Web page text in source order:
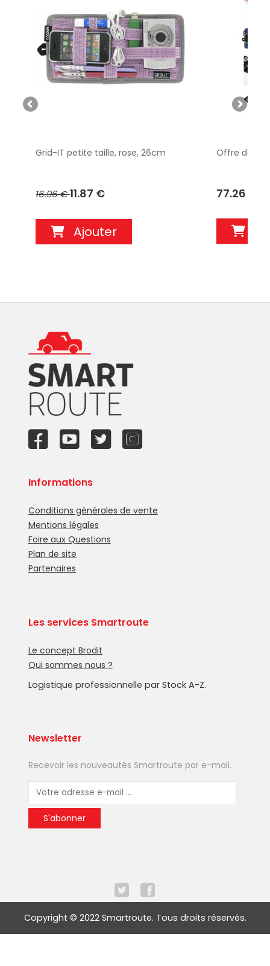
Grid-IT petite taille, rose, 26cm
16.96 €11.87 €
Ajouter
Offre
77.26 €
Informations
Conditions générales de vente
Mentions légales
Foire aux Questions
Plan de site
Partenaires
Les services Smartroute
Le concept Brodit
Qui sommes nous ?
Logistique professionnelle par Stock A-Z.
Newsletter
Recevoir les nouveautés Smartroute par e-mail.
Copyright © 2022 Smartroute. Tous droits réservés.